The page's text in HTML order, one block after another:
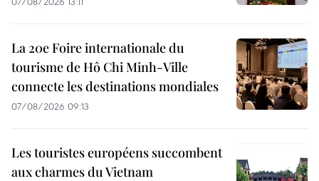
La 20e Foire internationale du
tourisme de Hô Chi Minh-Ville
connecte les destinations mondiales
07/08/2026 09:13
Les touristes européens succombent
aux charmes du Vietnam